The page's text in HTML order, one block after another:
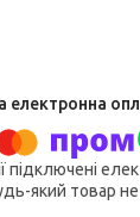
підключені
який товар